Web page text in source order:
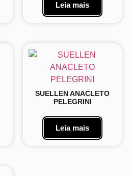
Leia mais
SUELLEN ANACLETO
PELEGRINI
Leia mais